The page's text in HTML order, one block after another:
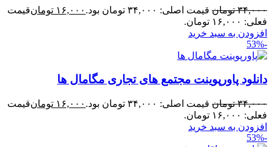
۳۴,۰۰۰ تومان قیمت اصلی: ۳۴,۰۰۰ تومان بود. ۱۶,۰۰۰ تومانقیمت
فعلی: ۱۶,۰۰۰ تومان.
افزودن به سبد خرید
-53%
دانلود پاورپوینت مجتمع های تجاری مگامال ها
۳۴,۰۰۰ تومان قیمت اصلی: ۳۴,۰۰۰ تومان بود. ۱۶,۰۰۰ تومانقیمت
فعلی: ۱۶,۰۰۰ تومان.
افزودن به سبد خرید
-53%